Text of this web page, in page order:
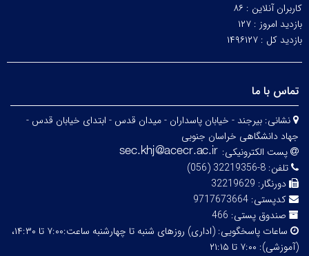
کاربران آنلاین : ۸۶
بازدید امروز : ۱۲۷
بازدید کل : ۱۴۹۶۱۲۷
تماس با ما
نشانی: بیرجند - خیابان پاسداران - میدان قدس - ابتدای خیابان قدس -
جهاد دانشگاهی خراسان جنوبی
پست الکترونیکی:
تلفن: 8-32219356 (056)
دورنگار: 32219629
کدپستی: 9717673664
صندوق پستی: 466
ساعات پاسخگویی:
(اداری) روزهای شنبه تا چهارشنبه ساعت:۷:۰۰ تا ۱۴:۳۰،
(آموزشی): ۷:۰۰ تا ۲۱:۱۵